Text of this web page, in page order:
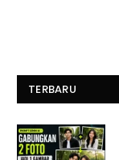
TERBARU